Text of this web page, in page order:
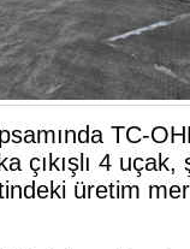
TC-
çıkışlı 4 uçak,
üretim